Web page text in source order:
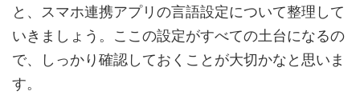
と、スマホ連携アプリの言語設定について整理して
いきましょう。ここの設定がすべての土台になるの
で、しっかり確認しておくことが大切かなと思いま
す。